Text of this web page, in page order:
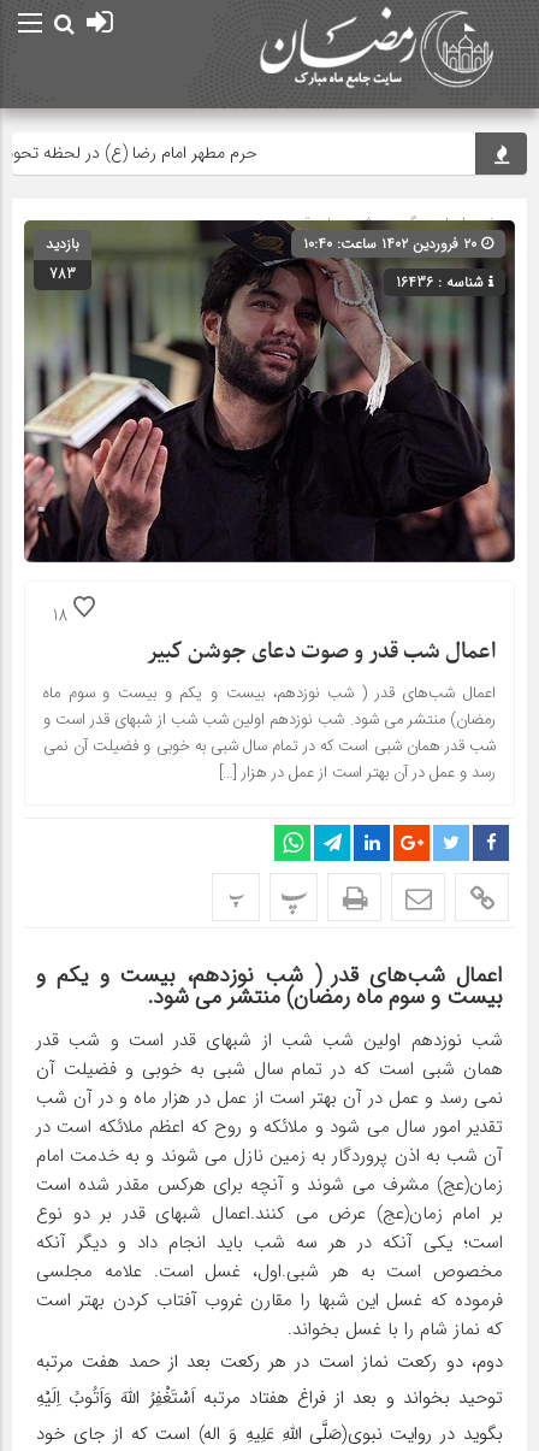
حرم مطهر امام رضا (ع) در لحظه تحویل سال
صفحه اصلی» گروه »شب های قدر
شناسه : 16436
بازدید
783
18
اعمال شب‌ قدر و صوت دعای جوشن کبیر
اعمال شب‌های قدر ( شب نوزدهم، بیست و یکم و بیست و سوم ماه
رمضان) منتشر می شود. شب نوزدهم اولین شب شب از شبهاى قدر است و
شب قدر همان شبى است که در تمام سال شبى به خوبى و فضیلت آن نمى
رسد و عمل در آن بهتر است از عمل در هزار […]
پ پ
اعمال شب‌های قدر ( شب نوزدهم، بیست و یکم و
بیست و سوم ماه رمضان) منتشر می شود.
شب نوزدهم اولین شب شب از شبهاى قدر است و شب قدر
همان شبى است که در تمام سال شبى به خوبى و فضیلت آن
نمى رسد و عمل در آن بهتر است از عمل در هزار ماه و در آن شب
تقدیر امور سال مى شود و ملائکه و روح که اعظم ملائکه است در
آن شب به اذن پروردگار به زمین نازل مى شوند و به خدمت امام
زمان(عج) مشرف مى شوند و آنچه براى هرکس مقدر شده است
بر امام زمان(عج) عرض مى کنند.اعمال شبهاى قدر بر دو نوع
است؛ یکى آنکه در هر سه شب باید انجام داد و دیگر آنکه
مخصوص است به هر شبى.اول، غسل است. علامه مجلسى
فرموده که غسل این شبها را مقارن غروب آفتاب کردن بهتر است
که نماز شام را با غسل بخواند.
دوم، دو رکعت نماز است در هر رکعت بعد از حمد هفت مرتبه
توحید بخواند و بعد از فراغ هفتاد مرتبه اَسْتَغْفِرُ اللّهَ وَاَتُوبُ اِلَیْهِ
بگوید در روایت نبوى(صَلَّى اللَّهِ عَلِیهِ وَ اله) است که از جاى خود